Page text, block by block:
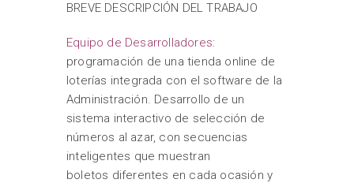
BREVE DESCRIPCIÓN DEL TRABAJO
Equipo de Desarrolladores:
programación de una tienda online de
loterías integrada con el software de la
Administración. Desarrollo de un
sistema interactivo de selección de
números al azar, con secuencias
inteligentes que muestran
boletos diferentes en cada ocasión y